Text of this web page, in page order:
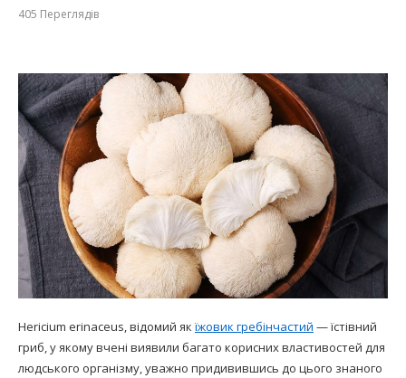
405 Переглядів
Hericium erinaceus, відомий як їжовик гребінчастий — їстівний
гриб, у якому вчені виявили багато корисних властивостей для
людського організму, уважно придивившись до цього знаного